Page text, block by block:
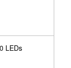
LEDs